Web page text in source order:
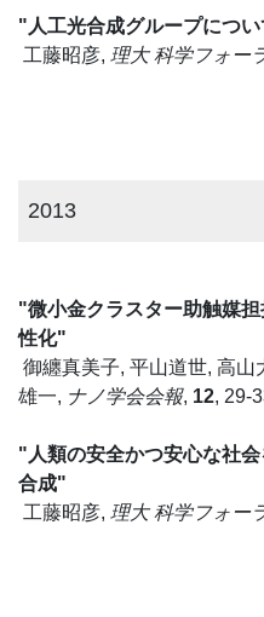
"人工光合成グループにつ
工藤昭彦, 理大 科学フォー
2013
"微小金クラスター助触媒
性化"
御纏真美子, 平山道世, 高山
雄一, ナノ学会会報, 12, 29-
"人類の安全かつ安心な社
合成"
工藤昭彦, 理大 科学フォー